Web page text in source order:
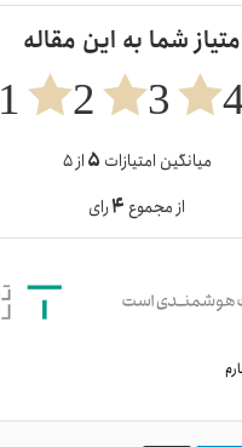
شما به این مقاله
3
2
1
میانگین امتیازات ۵از ۵
از مجموع۴رای